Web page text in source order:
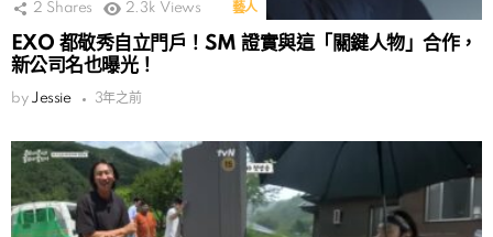
2 Shares 2.3k Views 藝人
EXO 都敬秀自立門戶！SM 證實與這「關鍵人物」合作，
新公司名也曝光！
by Jessie 3年之前